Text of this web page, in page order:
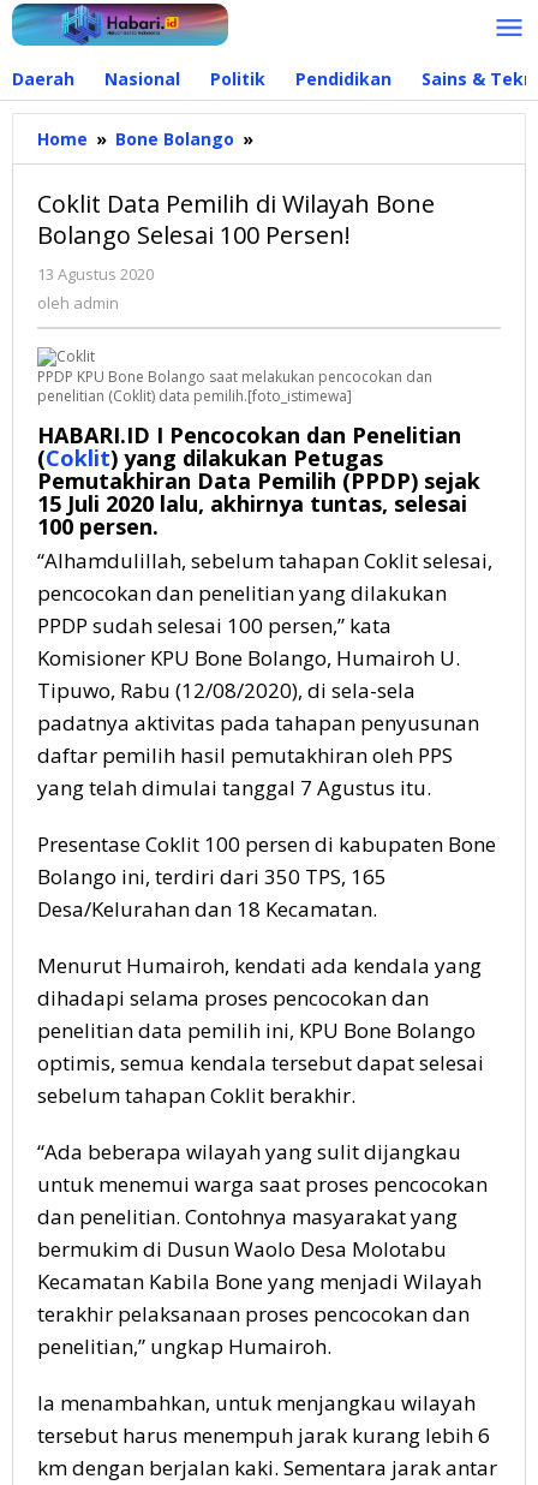
Lewati
ke
Daerah Nasional Politik Pendidikan Sains &
Home » Bone Bolango »
Data
Pemilih
di
Wilayah
Persen!
Coklit Data Pemilih di Wilayah Bone
Bolango Selesai 100 Persen!
13 Agustus 2020
oleh admin
PPDP KPU Bone Bolango saat melakukan pencocokan dan
penelitian (Coklit) data pemilih.[foto_istimewa]
HABARI.ID I Pencocokan dan Penelitian
(Coklit) yang dilakukan Petugas
Pemutakhiran Data Pemilih (PPDP) sejak
15 Juli 2020 lalu, akhirnya tuntas, selesai
100 persen.
“Alhamdulillah, sebelum tahapan Coklit selesai,
pencocokan dan penelitian yang dilakukan
PPDP sudah selesai 100 persen,” kata
Komisioner KPU Bone Bolango, Humairoh U.
Tipuwo, Rabu (12/08/2020), di sela-sela
padatnya aktivitas pada tahapan penyusunan
daftar pemilih hasil pemutakhiran oleh PPS
yang telah dimulai tanggal 7 Agustus itu.
Presentase Coklit 100 persen di kabupaten Bone
Bolango ini, terdiri dari 350 TPS, 165
Desa/Kelurahan dan 18 Kecamatan.
Menurut Humairoh, kendati ada kendala yang
dihadapi selama proses pencocokan dan
penelitian data pemilih ini, KPU Bone Bolango
optimis, semua kendala tersebut dapat selesai
sebelum tahapan Coklit berakhir.
“Ada beberapa wilayah yang sulit dijangkau
untuk menemui warga saat proses pencocokan
dan penelitian. Contohnya masyarakat yang
bermukim di Dusun Waolo Desa Molotabu
Kecamatan Kabila Bone yang menjadi Wilayah
terakhir pelaksanaan proses pencocokan dan
penelitian,” ungkap Humairoh.
Ia menambahkan, untuk menjangkau wilayah
tersebut harus menempuh jarak kurang lebih 6
km dengan berjalan kaki. Sementara jarak antar